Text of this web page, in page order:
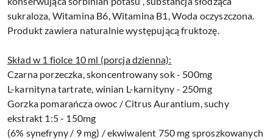
sukraloza, Witamina B6, Witamina B1, Woda oczyszczona.
Produkt zawiera naturalnie występującą fruktozę.
Skład w 1 fiolce 10 ml (porcja dzienna):
Czarna porzeczka, skoncentrowany sok - 500mg
L-karnityna tartrate, winian L-karnityny - 250mg
Gorzka pomarańcza owoc / Citrus Aurantium, suchy
ekstrakt 1:5 - 150mg
(6% synefryny / 9 mg) / ekwiwalent 750 mg sproszkowanych